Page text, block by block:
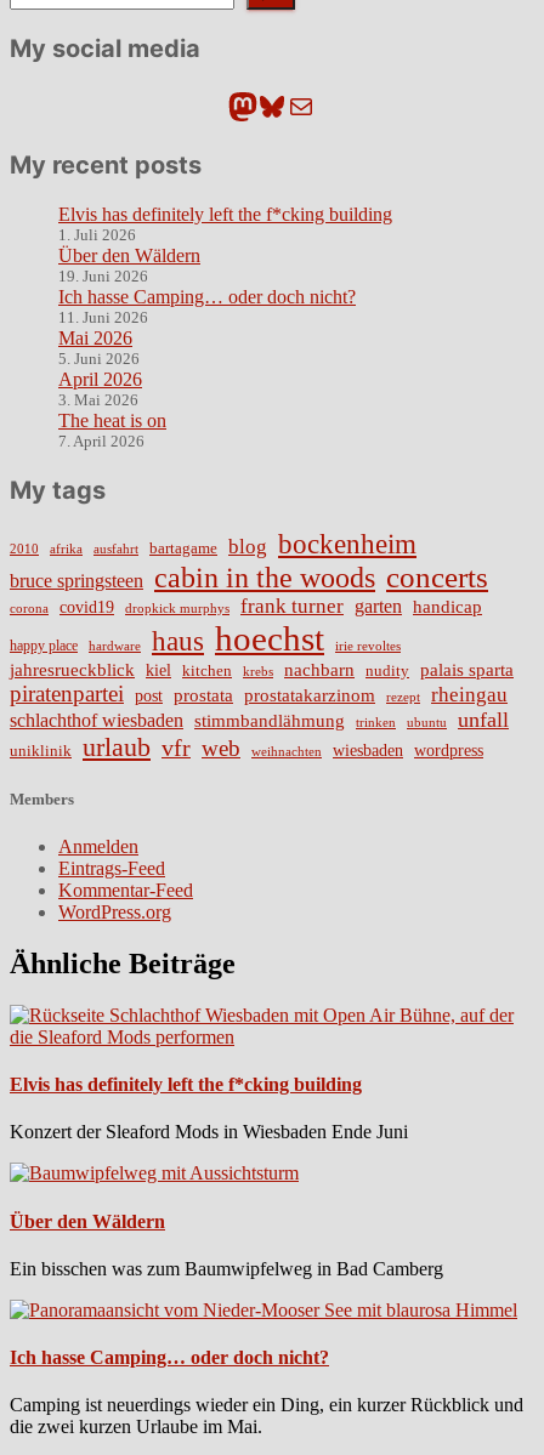
My social media
Mastodon
Bluesky
E-Mail
My recent posts
Elvis has definitely left the f*cking building
1. Juli 2026
Über den Wäldern
19. Juni 2026
Ich hasse Camping… oder doch nicht?
11. Juni 2026
Mai 2026
5. Juni 2026
April 2026
3. Mai 2026
The heat is on
7. April 2026
My tags
2010 afrika ausfahrt bartagame blog bockenheim
bruce springsteen cabin in the woods concerts
corona covid19 dropkick murphys frank turner garten handicap
happy place hardware haus hoechst irie revoltes
jahresrueckblick kiel kitchen krebs nachbarn nudity palais sparta
piratenpartei post prostata prostatakarzinom rezept rheingau
schlachthof wiesbaden stimmbandlähmung trinken ubuntu unfall
uniklinik urlaub vfr web weihnachten wiesbaden wordpress
Members
Anmelden
Eintrags-Feed
Kommentar-Feed
WordPress.org
Ähnliche Beiträge
Elvis has definitely left the f*cking building
Konzert der Sleaford Mods in Wiesbaden Ende Juni
Über den Wäldern
Ein bisschen was zum Baumwipfelweg in Bad Camberg
Ich hasse Camping… oder doch nicht?
Camping ist neuerdings wieder ein Ding, ein kurzer Rückblick und
die zwei kurzen Urlaube im Mai.